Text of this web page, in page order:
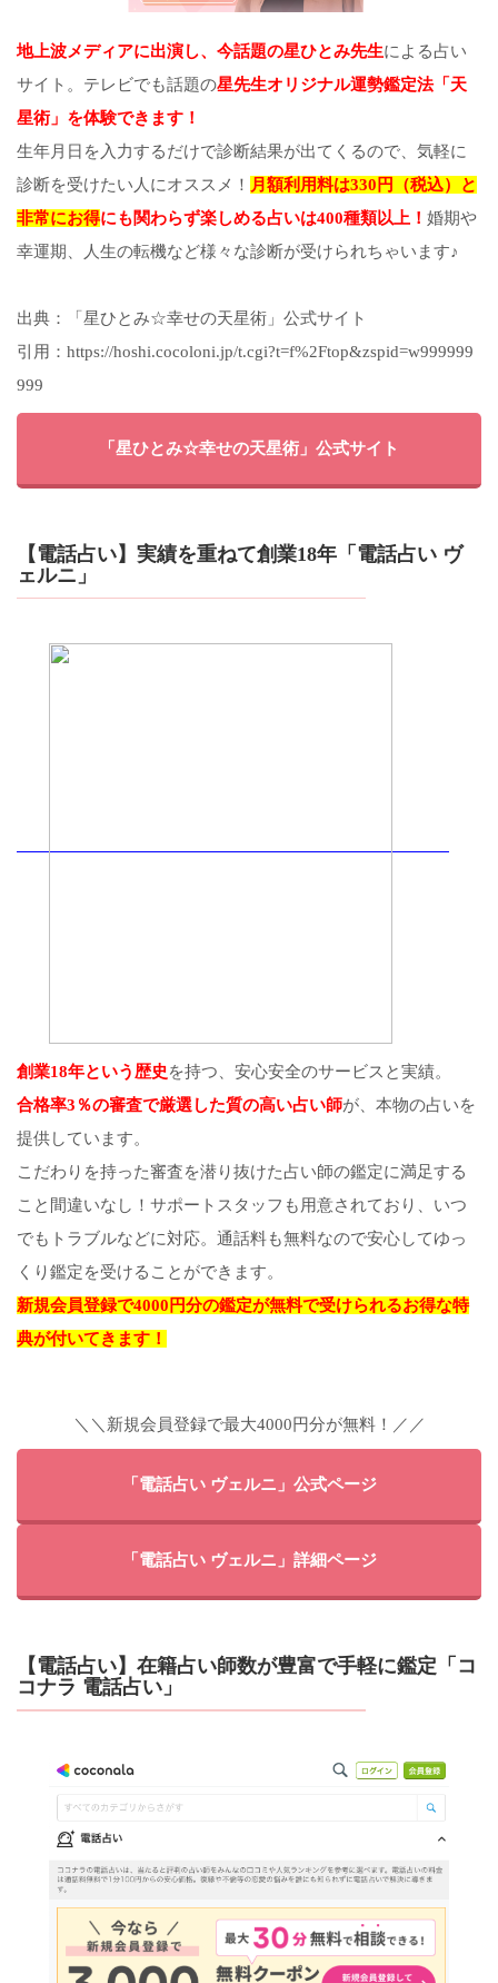
地上波メディアに出演し、今話題の星ひとみ先生による占い
サイト。テレビでも話題の星先生オリジナル運勢鑑定法「天
星術」を体験できます！
生年月日を入力するだけで診断結果が出てくるので、気軽に
診断を受けたい人にオススメ！ 月額利用料は330円（税込）と
非常にお得にも関わらず楽しめる占いは400種類以上！ 婚期や
幸運期、人生の転機など様々な診断が受けられちゃいます♪
出典：「星ひとみ☆幸せの天星術」公式サイト
引用：https://hoshi.cocoloni.jp/t.cgi?t=f%2Ftop&zspid=w999999
999
「星ひとみ☆幸せの天星術」公式サイト
【電話占い】実績を重ねて創業18年「電話占い ヴ
ェルニ」
創業18年という歴史を持つ、安心安全のサービスと実績。
合格率3％の審査で厳選した質の高い占い師が、本物の占いを
提供しています。
こだわりを持った審査を潜り抜けた占い師の鑑定に満足する
こと間違いなし！サポートスタッフも用意されており、いつ
でもトラブルなどに対応。通話料も無料なので安心してゆっ
くり鑑定を受けることができます。
新規会員登録で4000円分の鑑定が無料で受けられるお得な特
典が付いてきます！
＼＼新規会員登録で最大4000円分が無料！／／
「電話占い ヴェルニ」公式ページ
「電話占い ヴェルニ」詳細ページ
【電話占い】在籍占い師数が豊富で手軽に鑑定「コ
コナラ 電話占い」